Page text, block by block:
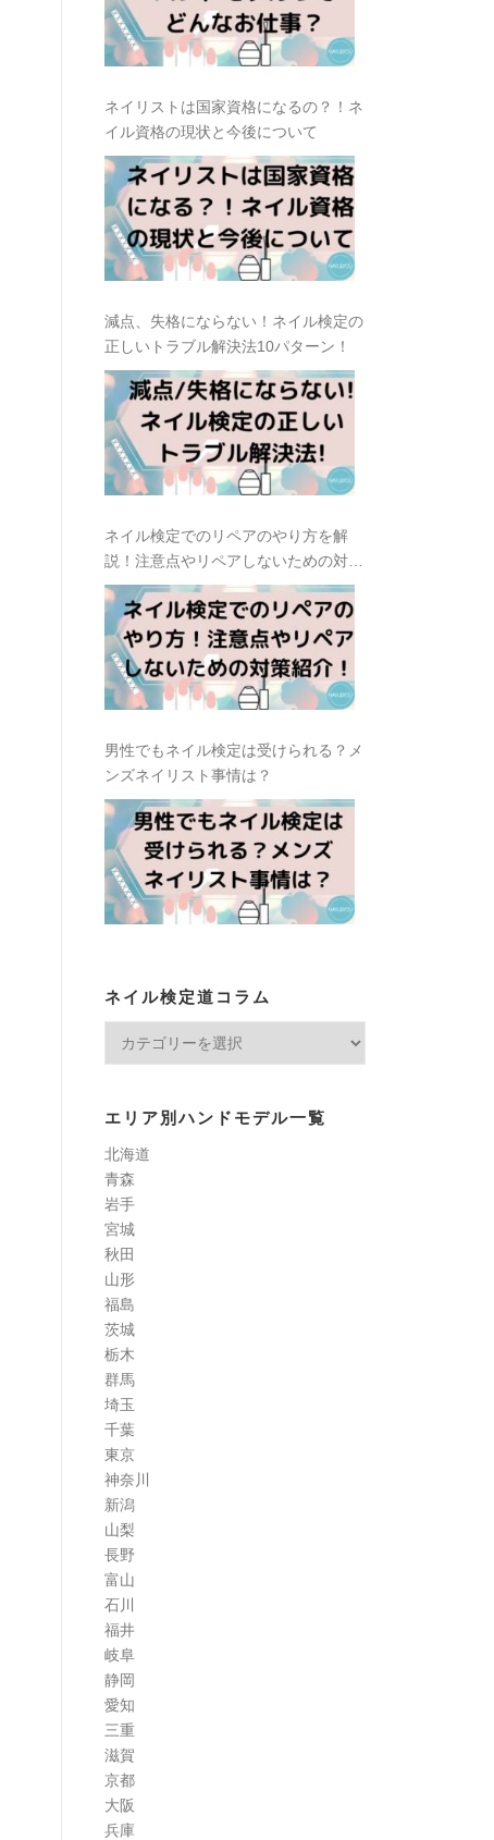
ネイリストは国家資格になるの？！ネ
イル資格の現状と今後について
減点、失格にならない！ネイル検定の
正しいトラブル解決法10パターン！
ネイル検定でのリペアのやり方を解
説！注意点やリペアしないための対策
も紹介！
男性でもネイル検定は受けられる？メ
ンズネイリスト事情は？
ネイル検定道コラム
道
コ
ラ
ム
エリア別ハンドモデル一覧
北海道
青森
岩手
宮城
秋田
山形
福島
茨城
栃木
群馬
埼玉
千葉
東京
神奈川
新潟
山梨
長野
富山
石川
福井
岐阜
静岡
愛知
三重
滋賀
京都
大阪
兵庫